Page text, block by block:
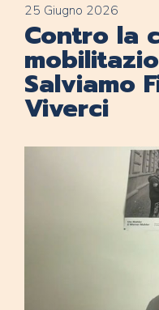
25 Giugno 2026
Contro la
Salviamo
Viverci